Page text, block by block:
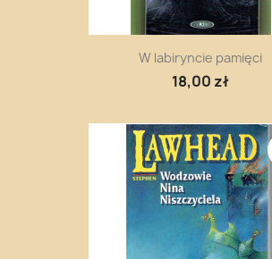
W labiryncie pamięci
18,00 zł